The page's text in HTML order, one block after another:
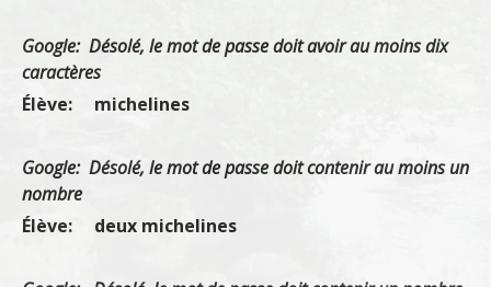
Google: Désolé, le mot de passe doit avoir au moins dix
caractères
Élève: michelines
Google: Désolé, le mot de passe doit contenir au moins un
nombre
Élève: deux michelines